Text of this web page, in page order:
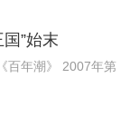
”始末
百年潮》 2007年第